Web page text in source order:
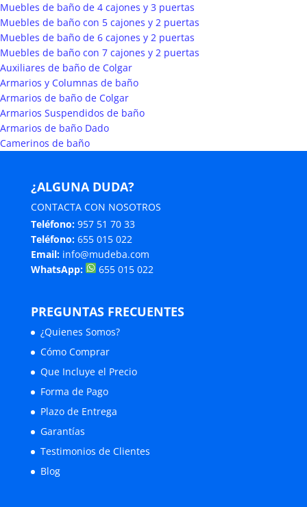
Muebles de baño de 4 cajones y 3 puertas
Muebles de baño con 5 cajones y 2 puertas
Muebles de baño de 6 cajones y 2 puertas
Muebles de baño con 7 cajones y 2 puertas
Auxiliares de baño de Colgar
Armarios y Columnas de baño
Armarios de baño de Colgar
Armarios Suspendidos de baño
Armarios de baño Dado
Camerinos de baño
¿ALGUNA DUDA?
CONTACTA CON NOSOTROS
Teléfono: 957 51 70 33
Teléfono: 655 015 022
Email: info@mudeba.com
WhatsApp:
655 015 022
PREGUNTAS FRECUENTES
¿Quienes Somos?
Cómo Comprar
Que Incluye el Precio
Forma de Pago
Plazo de Entrega
Garantías
Testimonios de Clientes
Blog